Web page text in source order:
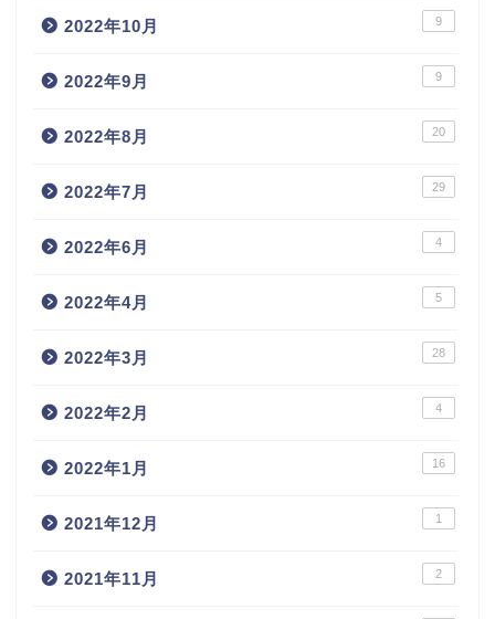
2022年10月 9
2022年9月 9
2022年8月 20
2022年7月 29
2022年6月 4
2022年4月 5
2022年3月 28
2022年2月 4
2022年1月 16
2021年12月 1
2021年11月 2